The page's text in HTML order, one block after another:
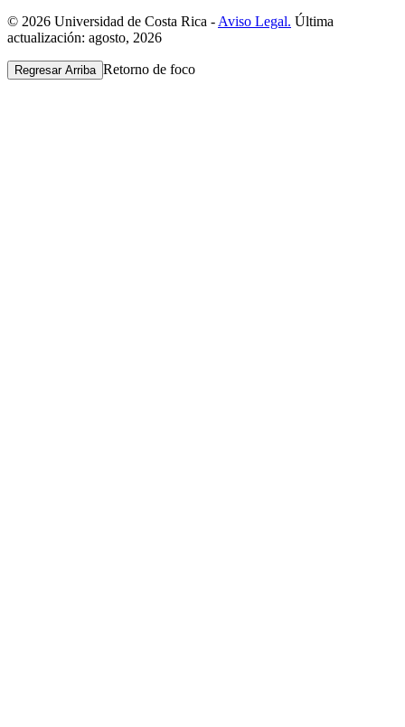
© 2026 Universidad de Costa Rica - Aviso Legal. Última
actualización: agosto, 2026
Regresar Arriba Retorno de foco